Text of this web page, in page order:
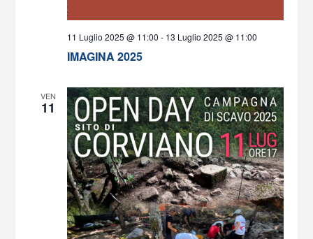
11 Luglio 2025 @ 11:00 - 13 Luglio 2025 @ 11:00
IMAGINA 2025
VEN
11